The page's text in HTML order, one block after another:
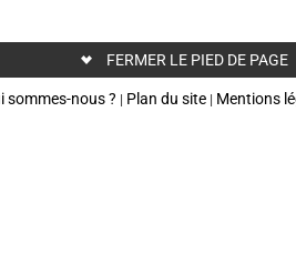
FERMER LE PIED DE PAGE
sommes-nous ? | Plan du site| Mentions